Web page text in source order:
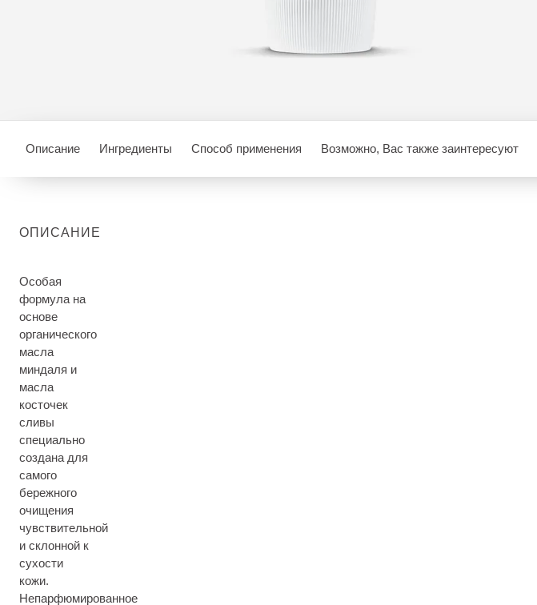
Описание Ингредиенты Способ применения Возможно, Вас также заинтересуют
ОПИСАНИЕ
Особая
формула на
основе
органического
масла
миндаля и
масла
косточек
сливы
специально
создана для
самого
бережного
очищения
чувствительной
и склонной к
сухости
кожи.
Непарфюмированное